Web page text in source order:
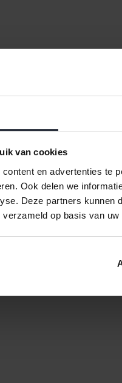
van cookies
en advertenties te
Ook delen we
Deze partners
op basis van